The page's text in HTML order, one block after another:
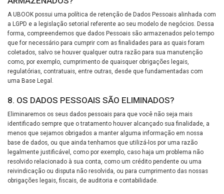
A UBOOK possui uma política de retenção de Dados Pessoais alinhada com
a LGPD e a legislação setorial referente ao seu modelo de negócios. Dessa
forma, compreendemos que dados Pessoais são armazenados pelo tempo
que for necessário para cumprir com as finalidades para as quais foram
coletados, salvo se houver qualquer outra razão para sua manutenção
como, por exemplo, cumprimento de quaisquer obrigações legais,
regulatórias, contratuais, entre outras, desde que fundamentadas com
uma Base Legal.
8. OS DADOS PESSOAIS SÃO ELIMINADOS?
Eliminaremos os seus dados pessoais para que você não seja mais
identificado sempre que o tratamento houver alcançado sua finalidade, a
menos que sejamos obrigados a manter alguma informação em nossa
base de dados, ou que ainda tenhamos que utilizá-los por uma razão
legalmente justificável, como por exemplo, caso haja um problema não
resolvido relacionado à sua conta, como um crédito pendente ou uma
reivindicação ou disputa não resolvida, ou para cumprimento das nossas
obrigações legais, fiscais, de auditoria e contabilidade.